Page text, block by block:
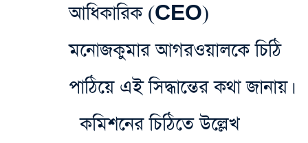
আধিকারিক (CEO)
মনোজকুমার আগরওয়ালকে চিঠি
পাঠিয়ে এই সিদ্ধান্তের কথা জানায়।
কমিশনের চিঠিতে উল্লেখ